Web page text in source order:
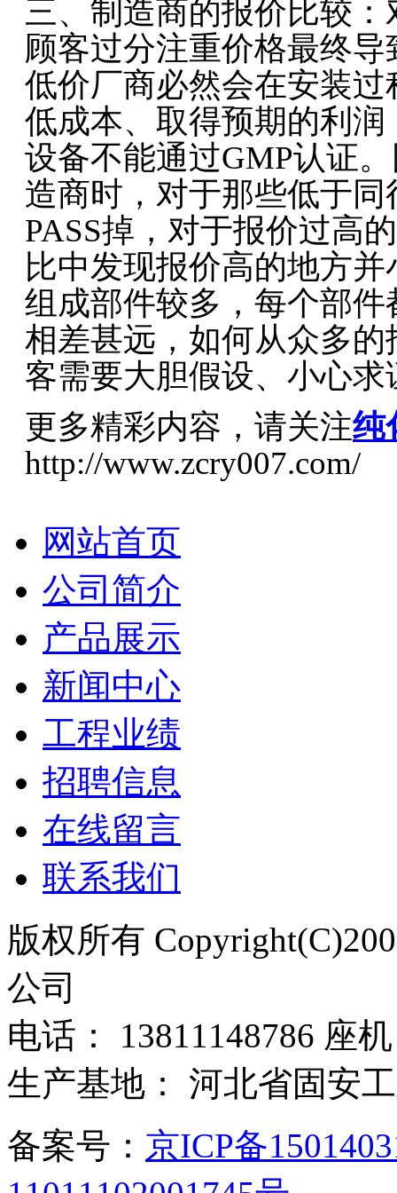
三、制造商的报价比较
顾客过分注重价格最终
低价厂商必然会在安装
低成本、取得预期的利
设备不能通过GMP认证
造商时，对于那些低于
PASS掉，对于报价过高
比中发现报价高的地方
组成部件较多，每个部
相差甚远，如何从众多
客需要大胆假设、小心求
更多精彩内容，请关注纯
http://www.zcry007.com/
网站首页
公司简介
产品展示
新闻中心
工程业绩
招聘信息
在线留言
联系我们
版权所有
公司
电话： 13811148786 座
生产基地： 河北省固
备案号： 京ICP备